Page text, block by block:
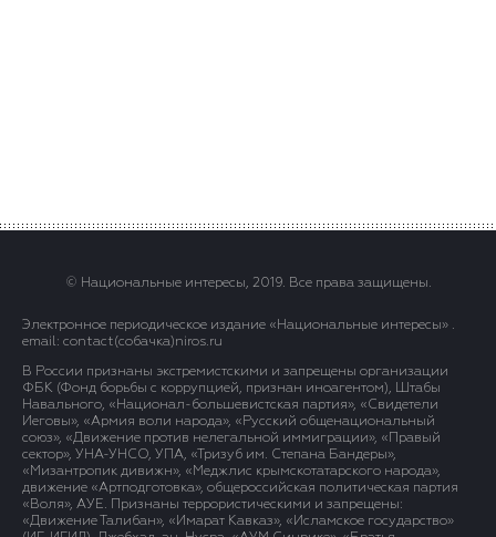
© Национальные интересы, 2019. Все права защищены.
Электронное периодическое издание «Национальные интересы» .
email: contact(сoбaчка)niros.ru
В России признаны экстремистскими и запрещены организации
ФБК (Фонд борьбы с коррупцией, признан иноагентом), Штабы
Навального, «Национал-большевистская партия», «Свидетели
Иеговы», «Армия воли народа», «Русский общенациональный
союз», «Движение против нелегальной иммиграции», «Правый
сектор», УНА-УНСО, УПА, «Тризуб им. Степана Бандеры»,
«Мизантропик дивижн», «Меджлис крымскотатарского народа»,
движение «Артподготовка», общероссийская политическая партия
«Воля», АУЕ. Признаны террористическими и запрещены:
«Движение Талибан», «Имарат Кавказ», «Исламское государство»